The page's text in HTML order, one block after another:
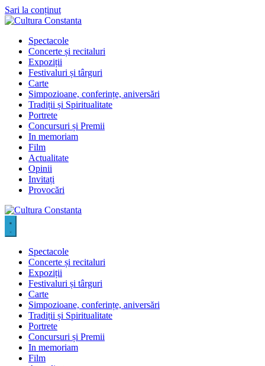
Sari la conținut
Spectacole
Concerte și recitaluri
Expoziții
Festivaluri și târguri
Carte
Simpozioane, conferințe, aniversări
Tradiții și Spiritualitate
Portrete
Concursuri și Premii
In memoriam
Film
Actualitate
Opinii
Invitați
Provocări
Spectacole
Concerte și recitaluri
Expoziții
Festivaluri și târguri
Carte
Simpozioane, conferințe, aniversări
Tradiții și Spiritualitate
Portrete
Concursuri și Premii
In memoriam
Film